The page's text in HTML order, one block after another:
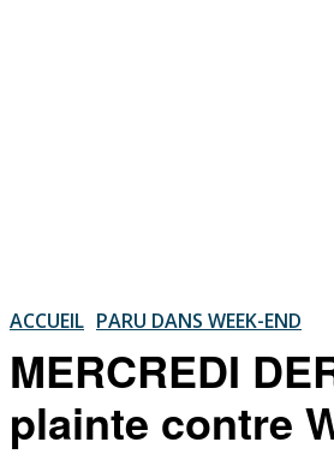
ACCUEIL PARU DANS WEEK-END
MERCREDI
plainte contre